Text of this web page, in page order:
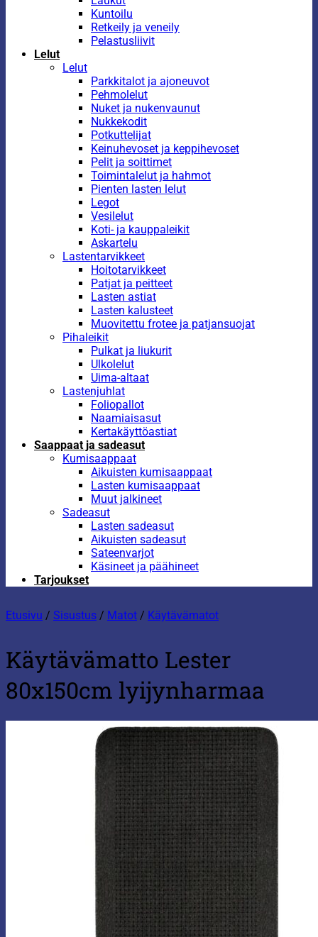
Kuntoilu
Retkeily ja veneily
Pelastusliivit
Lelut
Lelut
Parkkitalot ja ajoneuvot
Pehmolelut
Nuket ja nukenvaunut
Nukkekodit
Potkuttelijat
Keinuhevoset ja keppihevoset
Pelit ja soittimet
Toimintalelut ja hahmot
Pienten lasten lelut
Legot
Vesilelut
Koti- ja kauppaleikit
Askartelu
Lastentarvikkeet
Hoitotarvikkeet
Patjat ja peitteet
Lasten astiat
Lasten kalusteet
Muovitettu frotee ja patjansuojat
Pihaleikit
Pulkat ja liukurit
Ulkolelut
Uima-altaat
Lastenjuhlat
Foliopallot
Naamiaisasut
Kertakäyttöastiat
Saappaat ja sadeasut
Kumisaappaat
Aikuisten kumisaappaat
Lasten kumisaappaat
Muut jalkineet
Sadeasut
Lasten sadeasut
Aikuisten sadeasut
Sateenvarjot
Käsineet ja päähineet
Tarjoukset
Etusivu / Sisustus / Matot / Käytävämatot
Käytävämatto Lester
80x150cm lyijynharmaa